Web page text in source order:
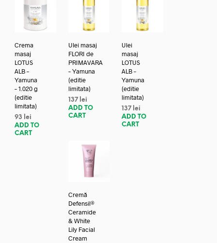
Crema
masaj
LOTUS
ALB –
Yamuna
– 1.020 g
(editie
limitata)
93
lei
ADD TO
CART
Ulei masaj
FLORI de
PRIMAVARA
– Yamuna
(editie
limitata)
137 lei
ADD TO
CART
Ulei
masaj
LOTUS
ALB –
Yamuna
(editie
limitata)
137 lei
ADD TO
CART
Cremă
Defensil®
Ceramide
& White
Lily Facial
Cream